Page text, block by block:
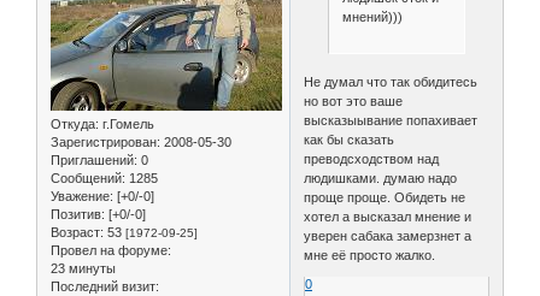
Откуда: г.Гомель
Зарегистрирован: 2008-05-30
Приглашений: 0
Сообщений: 1285
Уважение: [+0/-0]
Позитив: [+0/-0]
Возраст: 53 [1972-09-25]
Провел на форуме:
23 минуты
Последний визит:
мнений)))
Не думал что так обидитесь
но вот это ваше
высказыывание попахивает
как бы сказать
преводсходством над
людишками. думаю надо
проще проще. Обидеть не
хотел а высказал мнение и
уверен сабака замерзнет а
мне её просто жалко.
0